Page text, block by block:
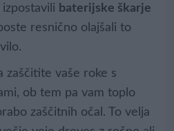
baterijske škarje
resnično olajšali to
zaščitite vaše roke s
ob tem pa vam toplo
zaščitnih očal. To velja